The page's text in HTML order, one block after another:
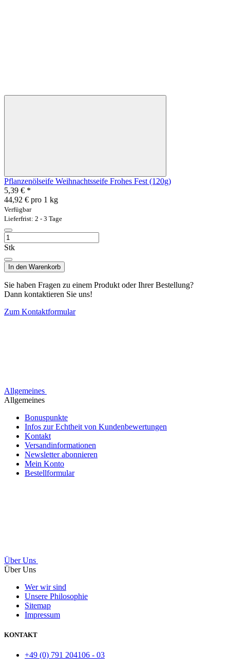
Pflanzenölseife Weihnachtsseife Frohes Fest (120g)
5,39 € *
44,92 € pro 1 kg
Verfügbar
Lieferfrist: 2 - 3 Tage
Stk
In den Warenkorb
Sie haben Fragen zu einem Produkt oder Ihrer Bestellung?
Dann kontaktieren Sie uns!
Zum Kontaktformular
Allgemeines
Allgemeines
Bonuspunkte
Infos zur Echtheit von Kundenbewertungen
Kontakt
Versandinformationen
Newsletter abonnieren
Mein Konto
Bestellformular
Über Uns
Über Uns
Wer wir sind
Unsere Philosophie
Sitemap
Impressum
KONTAKT
+49 (0) 791 204106 - 03